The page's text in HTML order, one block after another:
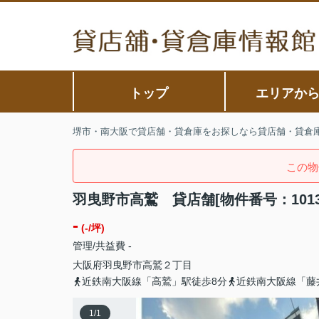
トップ エリアか
堺市・南大阪で貸店舗・貸倉庫をお探しなら貸店舗・貸倉
この
羽曳野市高鷲 貸店舗[物件番号：
- (-/坪)
管理/共益費 -
大阪府羽曳野市高鷲２丁目
近鉄南大阪線「高鷲」駅徒歩8分
近鉄南大阪線「
1/1